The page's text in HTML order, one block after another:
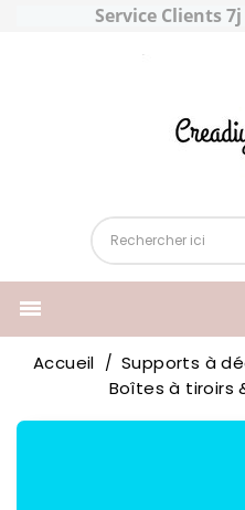
Service Clients

Accueil Supports à
Boîtes à tiroirs